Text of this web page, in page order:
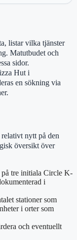
listar vilka tjänster
Matutbudet och
sidor.
Hut i
en sökning via
nytt på den
översikt över
på tre initiala Circle K-
i
stationer som
i orter som
och eventuellt